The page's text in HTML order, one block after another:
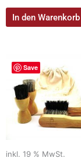
In den Warenkorb
Save
inkl. 19 % MwSt.